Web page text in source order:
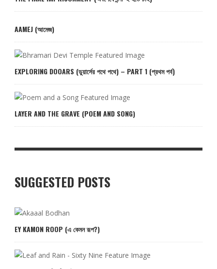
AAMEJ (আমেজ)
EXPLORING DOOARS (ডুয়ার্সের পথে পথে) – PART 1 (প্রথম পর্ব)
LAYER AND THE GRAVE (POEM AND SONG)
SUGGESTED POSTS
EY KAMON ROOP (এ কেমন রূপ?)